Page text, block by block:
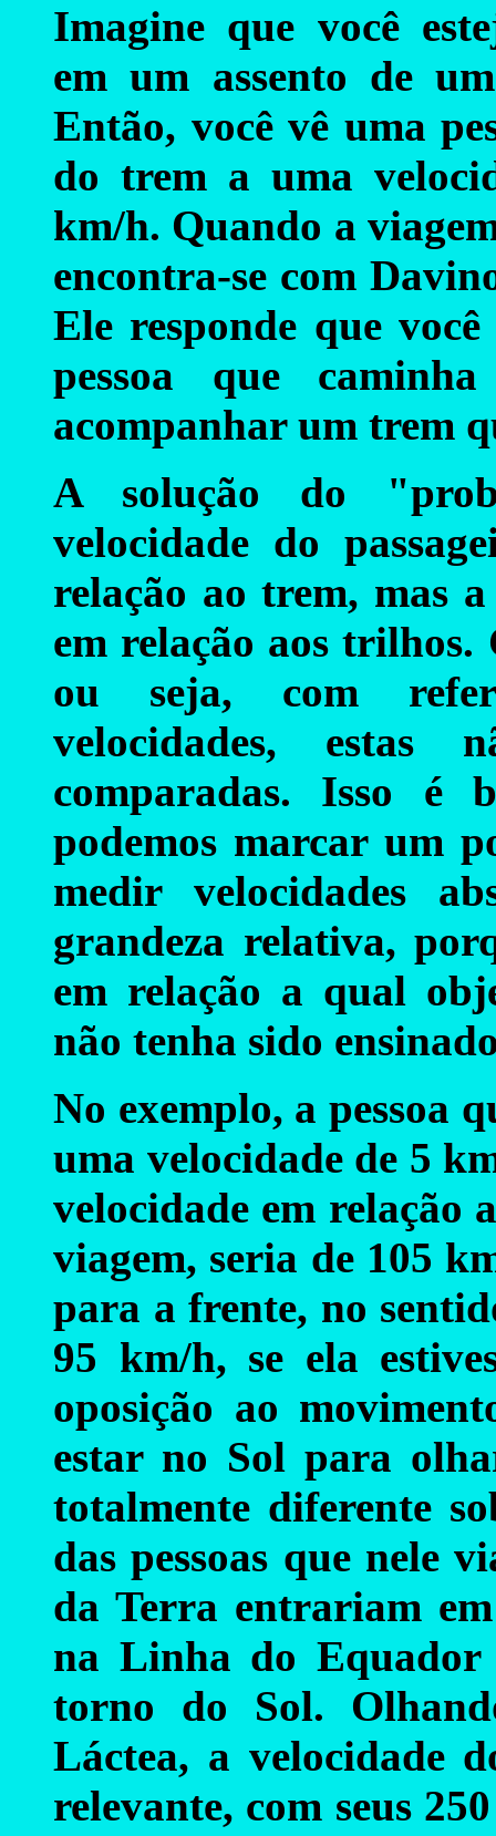
Imagine que você
em um assento de
Então, você vê uma
do trem a uma
km/h. Quando a
encontra-se com
Ele responde que
pessoa que
acompanhar um trem
A solução do
velocidade do
relação ao trem, mas
em relação aos trilhos.
ou seja, com
velocidades, estas
comparadas. Isso é
podemos marcar um
medir velocidades
grandeza relativa,
em relação a qual
não tenha sido
No exemplo, a pessoa
uma velocidade de 5
velocidade em relação
viagem, seria de 105
para a frente, no
95 km/h, se ela
oposição ao
estar no Sol para
totalmente diferente
das pessoas que nele
da Terra entrariam
na Linha do Equador
torno do Sol.
Láctea, a velocidade
relevante, com seus